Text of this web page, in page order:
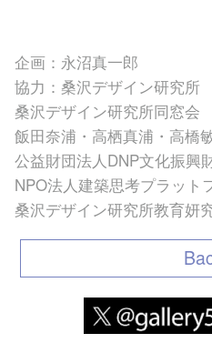
企画：永沼真一郎
協力：桑沢デザイン研究所
桑沢デザイン研究所同窓会
飯田奈浦・高栖真浦・高橋
公益財団法人DNP文化振興
NPO法人建築思考プラット
桑沢デザイン研究所教育妍